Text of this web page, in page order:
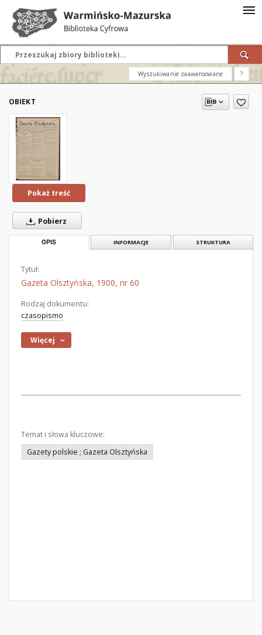
Wyszukiwanie zaawansowane ?
OBIEKT
Pokaż treść
Pobierz
OPIS INFORMACJE STRUKTURA
Tytuł:
Gazeta Olsztyńska, 1900, nr 60
Rodzaj dokumentu:
czasopismo
Więcej
Temat i słowa kluczowe:
Gazety polskie ; Gazeta Olsztyńska